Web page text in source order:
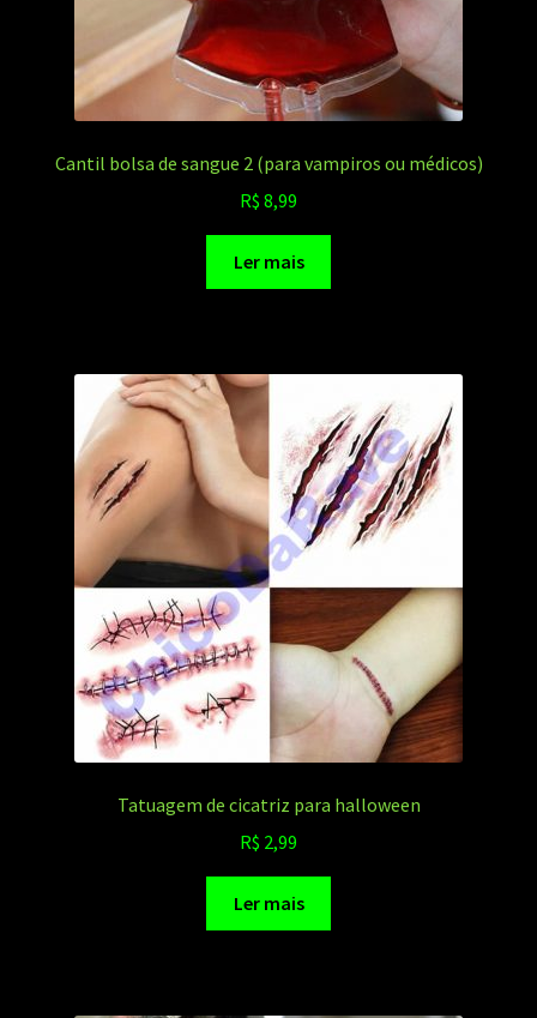
Cantil bolsa de sangue 2 (para vampiros ou médicos)
R$ 8,99
Ler mais
Tatuagem de cicatriz para halloween
R$ 2,99
Ler mais